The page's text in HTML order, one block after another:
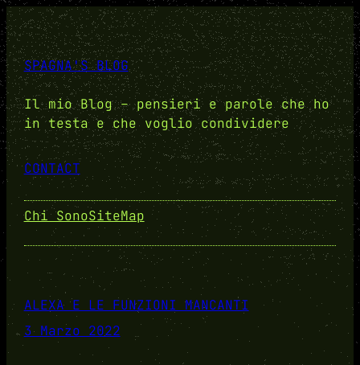
SPAGNA'S BLOG
Il mio Blog – pensieri e parole che ho
in testa e che voglio condividere
CONTACT
Chi SonoSiteMap
ALEXA E LE FUNZIONI MANCANTI
3 Marzo 2022